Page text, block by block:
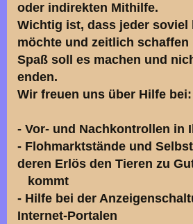
oder indirekten Mithilfe.
Wichtig ist, dass jeder soviel
möchte und zeitlich schaffen
Spaß soll es machen und
enden.
Wir freuen uns über Hilfe bei:
- Vor- und Nachkontrollen in
- Flohmarktstände und
deren Erlös den Tieren zu
kommt
- Hilfe bei der
Internet-Portalen